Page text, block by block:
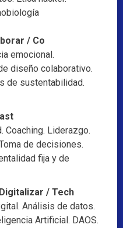
/ Co
emocional.
diseño colaborativo.
de sustentabilidad.
Coaching. Liderazgo.
de decisiones.
fija y de
/ Tech
Análisis de datos.
Artificial. DAOS.